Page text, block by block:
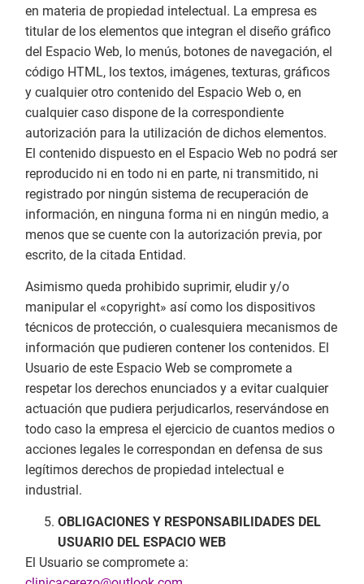
en materia de propiedad intelectual. La empresa es
titular de los elementos que integran el diseño gráfico
del Espacio Web, lo menús, botones de navegación, el
código HTML, los textos, imágenes, texturas, gráficos
y cualquier otro contenido del Espacio Web o, en
cualquier caso dispone de la correspondiente
autorización para la utilización de dichos elementos.
El contenido dispuesto en el Espacio Web no podrá ser
reproducido ni en todo ni en parte, ni transmitido, ni
registrado por ningún sistema de recuperación de
información, en ninguna forma ni en ningún medio, a
menos que se cuente con la autorización previa, por
escrito, de la citada Entidad.
Asimismo queda prohibido suprimir, eludir y/o
manipular el «copyright» así como los dispositivos
técnicos de protección, o cualesquiera mecanismos de
información que pudieren contener los contenidos. El
Usuario de este Espacio Web se compromete a
respetar los derechos enunciados y a evitar cualquier
actuación que pudiera perjudicarlos, reservándose en
todo caso la empresa el ejercicio de cuantos medios o
acciones legales le correspondan en defensa de sus
legítimos derechos de propiedad intelectual e
industrial.
OBLIGACIONES Y RESPONSABILIDADES DEL
USUARIO DEL ESPACIO WEB
El Usuario se compromete a: